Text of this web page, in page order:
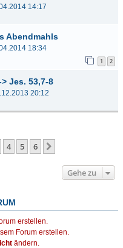
14:17
Abendmahls
18:34
1 2
Jes. 53,7-8
20:12
4 5 6
Gehe zu
erstellen.
Forum erstellen.
ändern.